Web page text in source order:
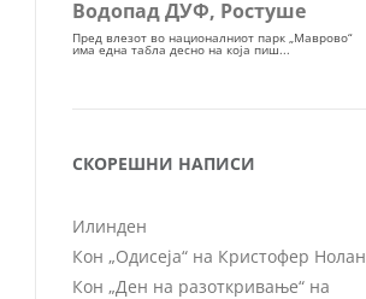
СКОРЕШНИ НАПИСИ
Илинден
Кон „Одисеја“ на Кристофер Нолан
Кон „Ден на разоткривање“ на